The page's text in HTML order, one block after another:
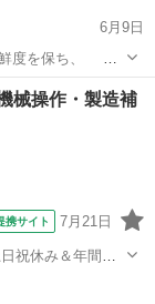
6月9日
度を保ち、 み
で冷凍食品も、
庫です♪ --------...
IRSD
械操作・製造補
携サイト 7月21日
祝休み＆年間休